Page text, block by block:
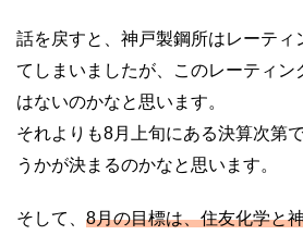
話を戻すと、神戸製鋼所はレーティ
てしまいましたが、このレーティン
はないのかなと思います。
それよりも8月上旬にある決算次第
うかが決まるのかなと思います。
そして、 8月の目標は、住友化学と